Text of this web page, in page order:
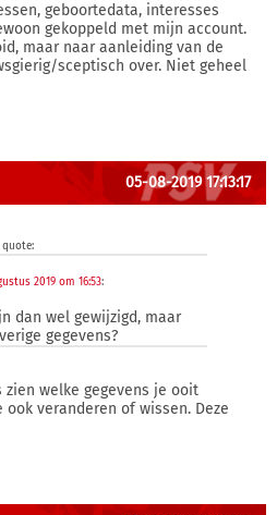
geboortedata, interesses
gekoppeld met mijn account.
maar naar aanleiding van de
sceptisch over. Niet geheel
05-08-2019 17:13:17
2019 om 16:53:
dan wel gewijzigd, maar
gegevens?
welke gegevens je ooit
veranderen of wissen. Deze